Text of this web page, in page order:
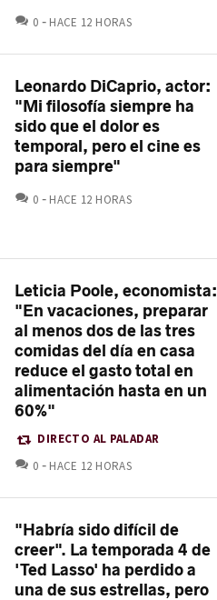
0 COMENTARIOS
HACE 12 HORAS
Leonardo DiCaprio, actor:
"Mi filosofía siempre ha
sido que el dolor es
temporal, pero el cine es
para siempre"
0 COMENTARIOS
HACE 12 HORAS
Leticia Poole, economista:
"En vacaciones, preparar
al menos dos de las tres
comidas del día en casa
reduce el gasto total en
alimentación hasta en un
60%"
DIRECTO AL PALADAR
0 COMENTARIOS
HACE 12 HORAS
"Habría sido difícil de
creer". La temporada 4 de
'Ted Lasso' ha perdido a
una de sus estrellas, pero